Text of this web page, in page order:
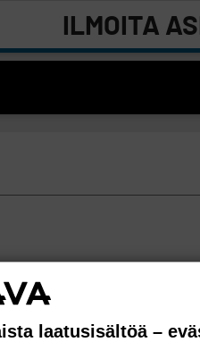
ILMOITA
laatusisältöä –